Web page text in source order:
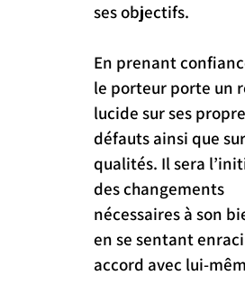
ses objectifs.
En prenant
le porteur porte un
lucide sur ses
défauts ainsi que
qualités. Il sera
des changements
nécessaires à son
en se sentant
accord avec lui-